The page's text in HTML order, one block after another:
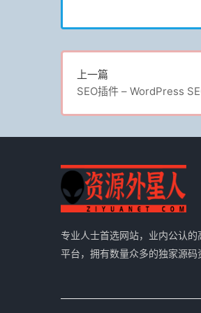
上一篇
SEO插件 – WordPress
专业人士首选网站，业内公认的
平台，拥有数量众多的独家源码